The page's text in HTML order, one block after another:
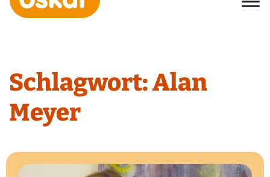
Hauptnavigation
Schlagwort:Alan
Meyer